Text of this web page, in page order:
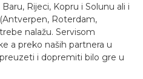
Rijeci, Kopru i Solunu ali i
Roterdam,
nalažu. Servisom
a preko naših partnera u
i dopremiti bilo gre u